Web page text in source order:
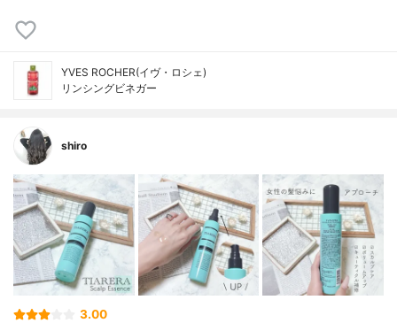
YVES ROCHER(イヴ・ロシェ)
リンシングビネガー
shiro
3.00